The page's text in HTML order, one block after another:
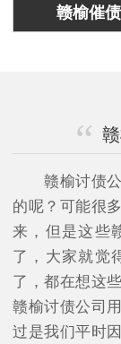
赣榆催
赣榆讨债公
的呢？可能很
来，但是这些
了，大家就觉
了，都在想这
赣榆讨债公司
过是我们平时